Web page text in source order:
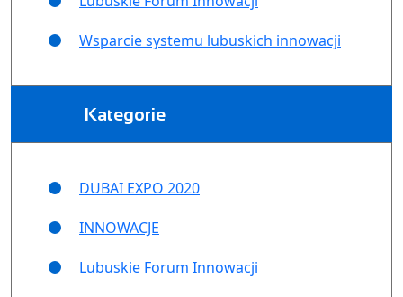
Wsparcie systemu lubuskich innowacji
Kategorie
DUBAI EXPO 2020
INNOWACJE
Lubuskie Forum Innowacji